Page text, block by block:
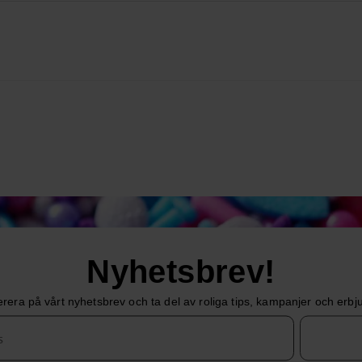
Nyhetsbrev!
på vårt nyhetsbrev och ta del av roliga tips, kampanjer och